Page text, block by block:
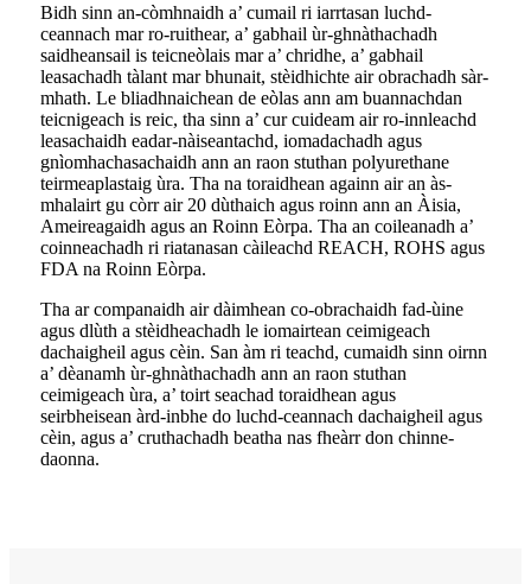
Bidh sinn an-còmhnaidh a’ cumail ri iarrtasan luchd-
ceannach mar ro-ruithear, a’ gabhail ùr-ghnàthachadh
saidheansail is teicneòlais mar a’ chridhe, a’ gabhail
leasachadh tàlant mar bhunait, stèidhichte air obrachadh sàr-
mhath. Le bliadhnaichean de eòlas ann am buannachdan
teicnigeach is reic, tha sinn a’ cur cuideam air ro-innleachd
leasachaidh eadar-nàiseantachd, iomadachadh agus
gnìomhachasachaidh ann an raon stuthan polyurethane
teirmeaplastaig ùra. Tha na toraidhean againn air an às-
mhalairt gu còrr air 20 dùthaich agus roinn ann an Àisia,
Ameireagaidh agus an Roinn Eòrpa. Tha an coileanadh a’
coinneachadh ri riatanasan càileachd REACH, ROHS agus
FDA na Roinn Eòrpa.
Tha ar companaidh air dàimhean co-obrachaidh fad-ùine
agus dlùth a stèidheachadh le iomairtean ceimigeach
dachaigheil agus cèin. San àm ri teachd, cumaidh sinn oirnn
a’ dèanamh ùr-ghnàthachadh ann an raon stuthan
ceimigeach ùra, a’ toirt seachad toraidhean agus
seirbheisean àrd-inbhe do luchd-ceannach dachaigheil agus
cèin, agus a’ cruthachadh beatha nas fheàrr don chinne-
daonna.